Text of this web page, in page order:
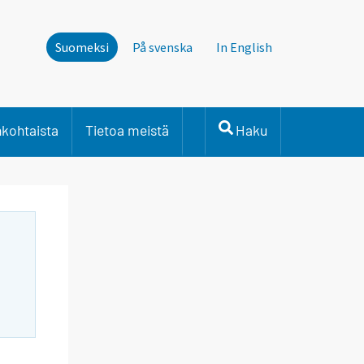
Suomeksi På svenska In English
Tietoa meistä Haku